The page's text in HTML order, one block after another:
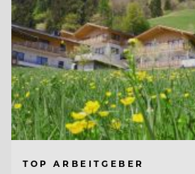
TOP ARBEITGEBER